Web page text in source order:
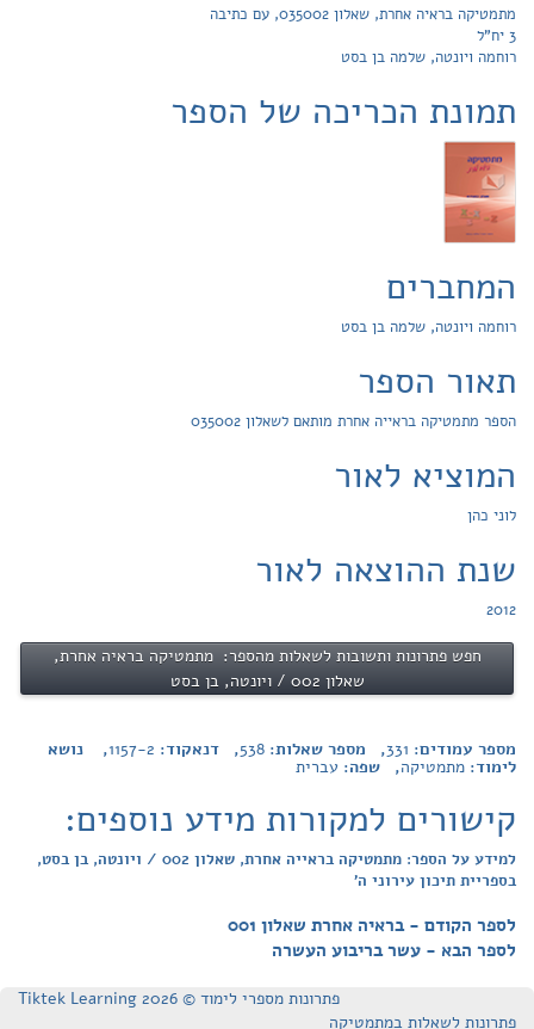
מתמטיקה בראיה אחרת, שאלון 035002, עם כתיבה
3 יח"ל
רוחמה ויונטה, שלמה בן בסט
תמונת הכריכה של הספר
המחברים
רוחמה ויונטה, שלמה בן בסט
תאור הספר
הספר מתמטיקה בראייה אחרת מותאם לשאלון 035002
המוציא לאור
לוני כהן
שנת ההוצאה לאור
2012
חפש פתרונות ותשובות לשאלות מהספר: מתמטיקה בראיה אחרת,
שאלון 002 / ויונטה, בן בסט
מספר עמודים: 331, מספר שאלות: 538, דנאקוד: 1157-2, נושא
לימוד: מתמטיקה, שפה: עברית
קישורים למקורות מידע נוספים:
למידע על הספר: מתמטיקה בראייה אחרת, שאלון 002 / ויונטה, בן בסט,
בספריית תיכון עירוני ה'
לספר הקודם - בראיה אחרת שאלון 001
לספר הבא - עשר בריבוע העשרה
פתרונות מספרי לימוד © Tiktek Learning 2026
פתרונות לשאלות במתמטיקה